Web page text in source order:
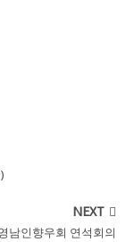
NEXT
남인향우회 연석회의